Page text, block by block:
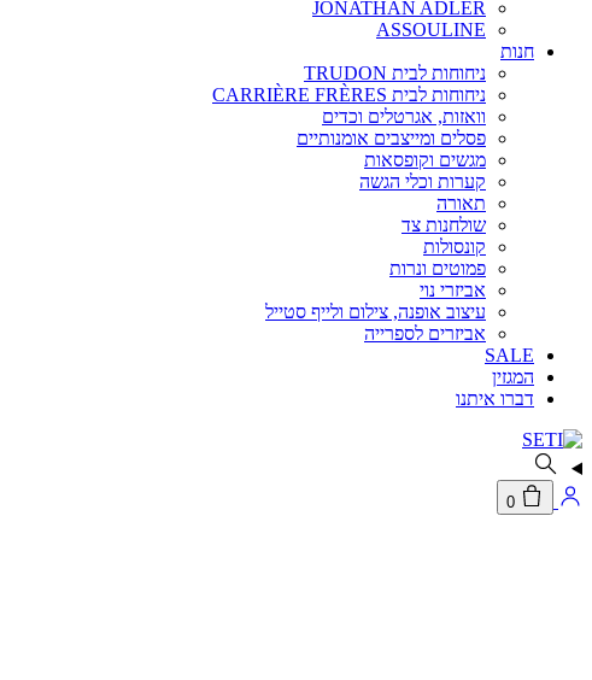
JONATHAN ADLER
ASSOULINE
חנות
ניחוחות לבית TRUDON
ניחוחות לבית CARRIÈRE FRÈRES
וואזות, אגרטלים וכדים
פסלים ומייצבים אומנותיים
מגשים וקופסאות
קערות וכלי הגשה
תאורה
שולחנות צד
קונסולות
פמוטים ונרות
אביזרי נוי
עיצוב אופנה, צילום ולייף סטייל
אביזרים לספרייה
SALE
המגזין
דברו איתנו
0